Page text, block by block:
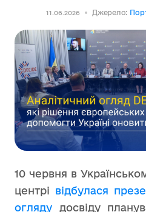
11.06.2026 Джерело:
10 червня в
центрі відбулася
огляду досвіду